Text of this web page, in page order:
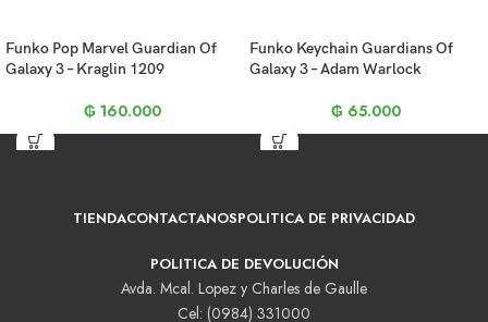
Funko Pop Marvel Guardian Of
Galaxy 3 – Kraglin 1209
₲ 160.000
Funko Keychain Guardians Of
Galaxy 3 – Adam Warlock
₲ 65.000
TIENDACONTACTANOSPOLITICA DE PRIVACIDAD
POLITICA DE DEVOLUCIÓN
Avda. Mcal. Lopez y Charles de Gaulle
Cel: (0984) 331000